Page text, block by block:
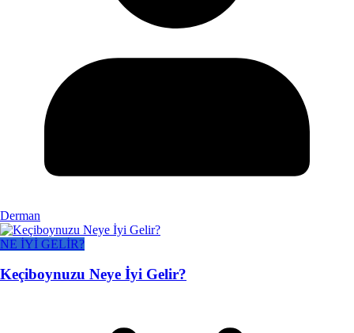
Derman
NE İYİ GELİR?
Keçiboynuzu Neye İyi Gelir?